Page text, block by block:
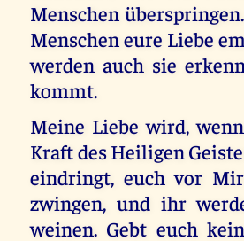
Menschen
Menschen eure Liebe
werden auch sie
kommt.
Meine Liebe wird,
Kraft des Heiligen
eindringt, euch vor
zwingen, und ihr
weinen. Gebt euch